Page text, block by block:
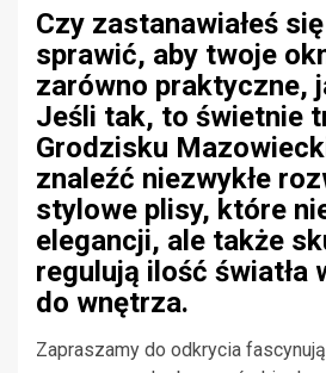
Czy zastanawiałeś
sprawić, aby twoje
zarówno praktyczne,
Jeśli tak, to świetnie
Grodzisku
znaleźć niezwykłe
stylowe plisy, które
elegancji, ale także
regulują ilość światła
do wnętrza.
Zapraszamy do odkrycia